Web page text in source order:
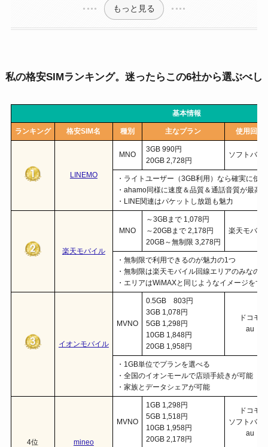
もっと見る
私の格安SIMランキング。迷ったらこの6社から選ぶべし
基本情報
ランキング 格安SIM名 種別 主なプラン 使用回線
LINEMO
MNO
3GB 990円
20GB 2,728円
ソフトバン
・ライトユーザー（3GB利用）なら確実に使
・ahamo同様に速度＆品質＆通話音質が最高
・LINE関連はパケットし放題も魅力
楽天モバイル
MNO
～3GBまで 1,078円
～20GBまで 2,178円
20GB～無制限 3,278円
楽天モバイ
・無制限で利用できるのが魅力の1つ
・無制限は楽天モバイル回線エリアのみなの
・エリアはWiMAXと同じようなイメージをす
イオンモバイル
MVNO
0.5GB 803円
3GB 1,078円
5GB 1,298円
10GB 1,848円
20GB 1,958円
ドコモ
au
・1GB単位でプランを選べる
・全国のイオンモールで店頭手続きが可能
・家族とデータシェアが可能
4位 mineo
MVNO
1GB 1,298円
5GB 1,518円
10GB 1,958円
20GB 2,178円
ドコモ
ソフトバン
au